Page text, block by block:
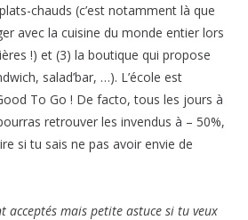
chauds (c’est notamment là que
avec la cuisine du monde entier lors
!) et (3) la boutique qui propose
salad’bar, …). L’école est
To Go ! De facto, tous les jours à
retrouver les invendus à – 50%,
si tu sais ne pas avoir envie de
acceptés mais petite astuce si tu veux